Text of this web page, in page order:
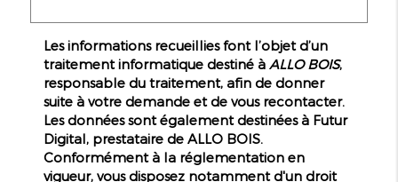
Les informations recueillies font l’objet d’un
traitement informatique destiné à ALLO BOIS,
responsable du traitement, afin de donner
suite à votre demande et de vous recontacter.
Les données sont également destinées à Futur
Digital, prestataire de ALLO BOIS.
Conformément à la réglementation en
vigueur, vous disposez notamment d'un droit